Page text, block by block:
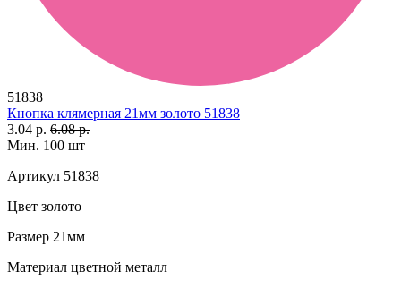
51838
Кнопка клямерная 21мм золото 51838
3.04 р. 6.08 р.
Мин. 100 шт
Артикул 51838
Цвет золото
Размер 21мм
Материал цветной металл